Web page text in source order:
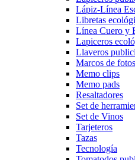
Lápiz-Línea
Libretas
Línea Cuero y
Lapiceros
Llaveros
Marcos de fotos
Memo clips
Memo pads
Resaltadores
Set de
Set de Vinos
Tarjeteros
Tazas
Tecnología